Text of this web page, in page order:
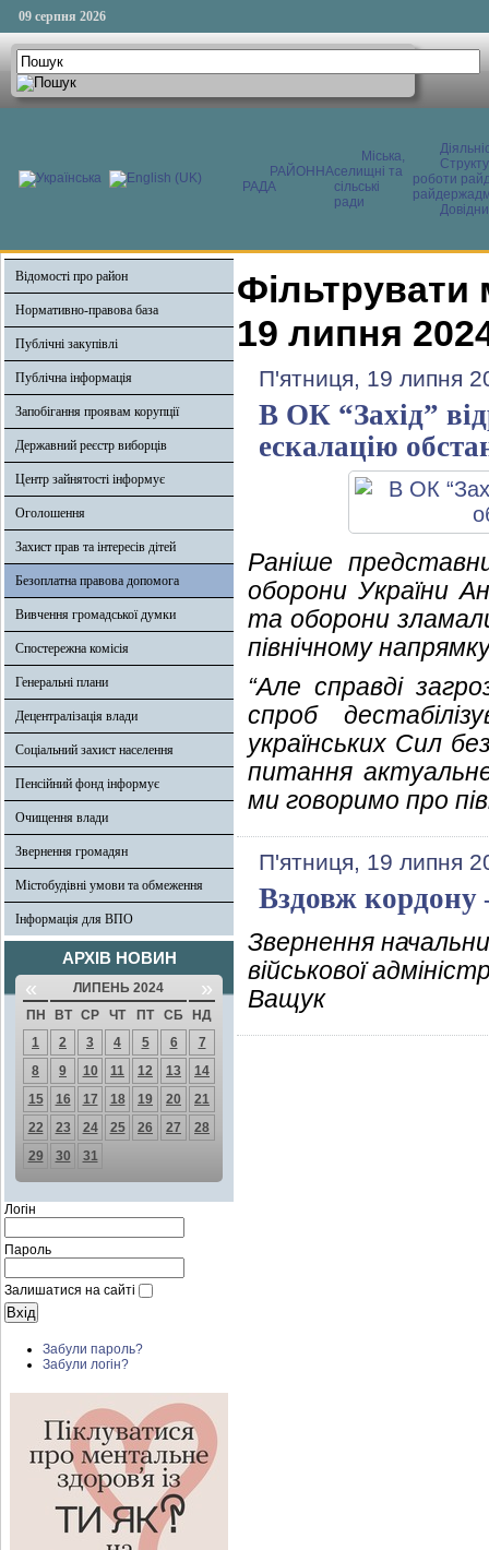
09 серпня 2026
РАЙОННА
РАДА
Міська,
селищні та
сільські
ради
роботи
Відомості про район
Нормативно-правова база
Публічні закупівлі
Публічна інформація
Запобігання проявам корупції
Державний реєстр виборців
Центр зайнятості інформує
Оголошення
Захист прав та інтересів дітей
Безоплатна правова допомога
Вивчення громадської думки
Спостережна комісія
Генеральні плани
Децентралізація влади
Соціальний захист населення
Пенсійний фонд інформує
Очищення влади
Звернення громадян
Містобудівні умови та обмеження
Інформація для ВПО
АРХІВ НОВИН
« ЛИПЕНЬ 2024 »
ПН ВТ СР ЧТ ПТ СБ
НД
1
2 3 4 5 6
7
8
9 10 11 12 13
14
15
16 17 18 19 20
21
22
23 24 25 26 27
28
29
30 31
Логін
Пароль
Залишатися на сайті
Забули пароль?
Забули логін?
Фільтрувати
19 липня
П'ятниця, 19 липня
В ОК “Захід”
ескалацію
Раніше
оборони України
та оборони
північному
“Але справді
спроб
українських Сил
питання
ми говоримо про
П'ятниця, 19 липня
Вздовж кордону
Звернення
військової
Ващук